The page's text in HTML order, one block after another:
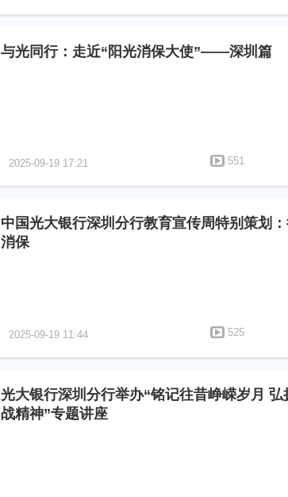
与光同行：走近“阳光消保大使”——深圳篇
2025-09-19 17:21 551
中国光大银行深圳分行教育宣传周特别策划
消保
2025-09-19 11:44 525
光大银行深圳分行举办“铭记往昔峥嵘岁月 弘
战精神”专题讲座